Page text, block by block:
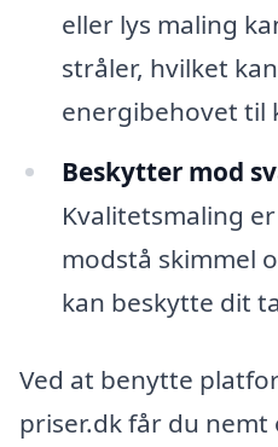
eller lys maling
stråler, hvilket
energibehovet til
Beskytter mod
Kvalitetsmaling
modstå skimmel
kan beskytte dit
Ved at benytte
priser.dk får du